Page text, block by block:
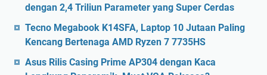
dengan 2,4 Triliun Parameter yang Super Cerdas
Tecno Megabook K14SFA, Laptop 10 Jutaan Paling
Kencang Bertenaga AMD Ryzen 7 7735HS
Asus Rilis Casing Prime AP304 dengan Kaca